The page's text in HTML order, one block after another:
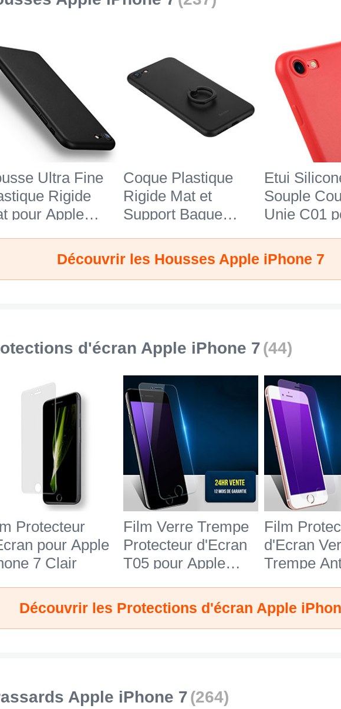
Ultra Fine
Rigide
pour Apple
Coque Plastique
Rigide Mat et
Support Bague
Apple iPhone 7 Noir
Etui
Souple
Unie C01
Rouge
Découvrir les Housses Apple iPhone 7
d'écran Apple iPhone 7(44)
Protecteur
pour Apple
7 Clair
Film Verre Trempe
Protecteur d'Ecran
T05 pour Apple
Film
d'Ecran
Trempe
pour Apple
Bleu
Découvrir les Protections d'écran Apple
Apple iPhone 7(264)